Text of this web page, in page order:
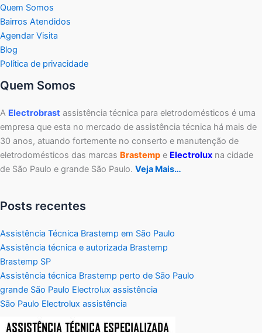
Quem Somos
Bairros Atendidos
Agendar Visita
Blog
Política de privacidade
Quem Somos
A Electrobrast assistência técnica para eletrodomésticos é uma
empresa que esta no mercado de assistência técnica há mais de
30 anos, atuando fortemente no conserto e manutenção de
eletrodomésticos das marcas Brastemp e Electrolux na cidade
de São Paulo e grande São Paulo. Veja Mais…
Posts recentes
Assistência Técnica Brastemp em São Paulo
Assistência técnica e autorizada Brastemp
Brastemp SP
Assistência técnica Brastemp perto de São Paulo
grande São Paulo Electrolux assistência
São Paulo Electrolux assistência